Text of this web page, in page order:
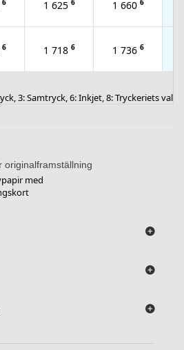
6 1 625 6 1 660 6
6 1 718 6 1 736 6
3: Samtryck, 6: Inkjet, 8: Tryckeriets val
originalframställning
med